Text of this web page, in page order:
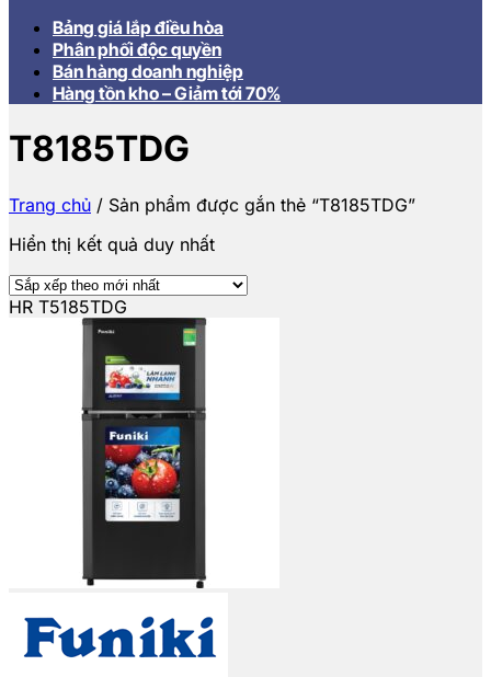
Bảng giá lắp điều hòa
Phân phối độc quyền
Bán hàng doanh nghiệp
Hàng tồn kho – Giảm tới 70%
T8185TDG
Trang chủ / Sản phẩm được gắn thẻ “T8185TDG”
Hiển thị kết quả duy nhất
HR T5185TDG